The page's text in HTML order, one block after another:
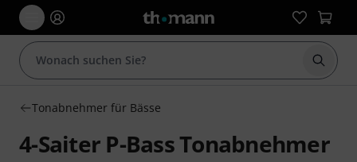
Suche
Tonabnehmer für Bässe
4-Saiter P-Bass Tonabnehmer